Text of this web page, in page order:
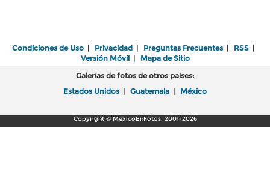
Condiciones de Uso | Privacidad | Preguntas Frecuentes | RSS |
Versión Móvil| Mapa de Sitio
Galerías de fotos de otros países:
Estados Unidos | Guatemala | México
Copyright © MéxicoEnFotos, 2001-2026